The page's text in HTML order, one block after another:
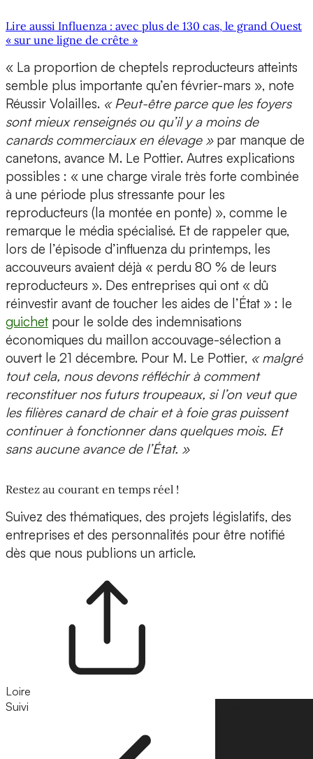
Lire aussi Influenza : avec plus de 130 cas, le grand Ouest
« sur une ligne de crête »
« La proportion de cheptels reproducteurs atteints
semble plus importante qu’en février-mars », note
Réussir Volailles. « Peut-être parce que les foyers
sont mieux renseignés ou qu’il y a moins de
canards commerciaux en élevage »par manque de
canetons, avance M. Le Pottier. Autres explications
possibles : « une charge virale très forte combinée
à une période plus stressante pour les
reproducteurs (la montée en ponte) », comme le
remarque le média spécialisé. Et de rappeler que,
lors de l’épisode d’influenza du printemps, les
accouveurs avaient déjà « perdu 80 % de leurs
reproducteurs ». Des entreprises qui ont « dû
réinvestir avant de toucher les aides de l’État » : le
guichet pour le solde des indemnisations
économiques du maillon accouvage-sélection a
ouvert le 21 décembre. Pour M. Le Pottier, « malgré
tout cela, nous devons réfléchir à comment
reconstituer nos futurs troupeaux, si l’on veut que
les filières canard de chair et à foie gras puissent
continuer à fonctionner dans quelques mois. Et
sans aucune avance de l’État. »
Restez au courant en temps réel !
Suivez des thématiques, des projets législatifs, des
entreprises et des personnalités pour être notifié
dès que nous publions un article.
Loire
Suivi